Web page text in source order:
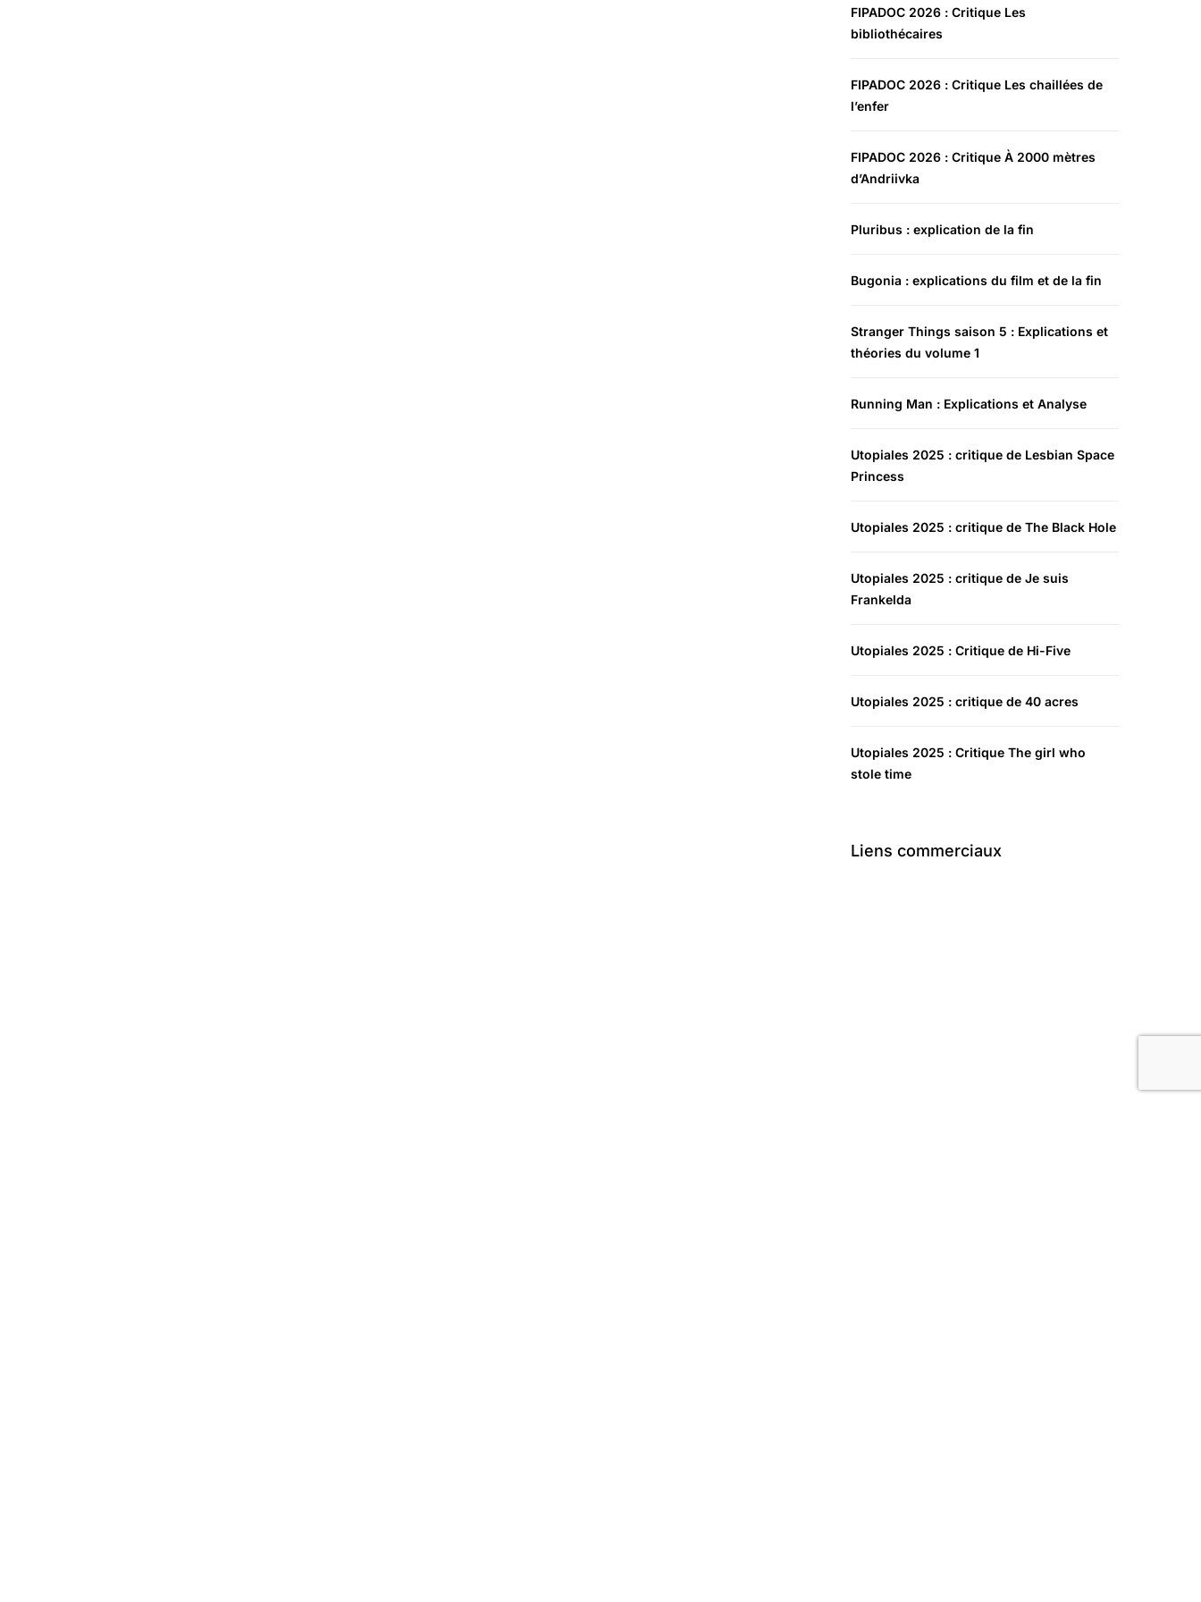
FIPADOC 2026 : Critique Les
bibliothécaires
FIPADOC 2026 : Critique Les chaillées de
l’enfer
FIPADOC 2026 : Critique À 2000 mètres
d’Andriivka
Pluribus : explication de la fin
Bugonia : explications du film et de la fin
Stranger Things saison 5 : Explications et
théories du volume 1
Running Man : Explications et Analyse
Utopiales 2025 : critique de Lesbian Space
Princess
Utopiales 2025 : critique de The Black Hole
Utopiales 2025 : critique de Je suis
Frankelda
Utopiales 2025 : Critique de Hi-Five
Utopiales 2025 : critique de 40 acres
Utopiales 2025 : Critique The girl who
stole time
Liens commerciaux